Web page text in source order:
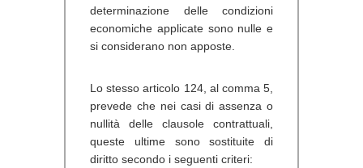
determinazione delle condizioni
economiche applicate sono nulle e
si considerano non apposte.
Lo stesso articolo 124, al comma 5,
prevede che nei casi di assenza o
nullità delle clausole contrattuali,
queste ultime sono sostituite di
diritto secondo i seguenti criteri: